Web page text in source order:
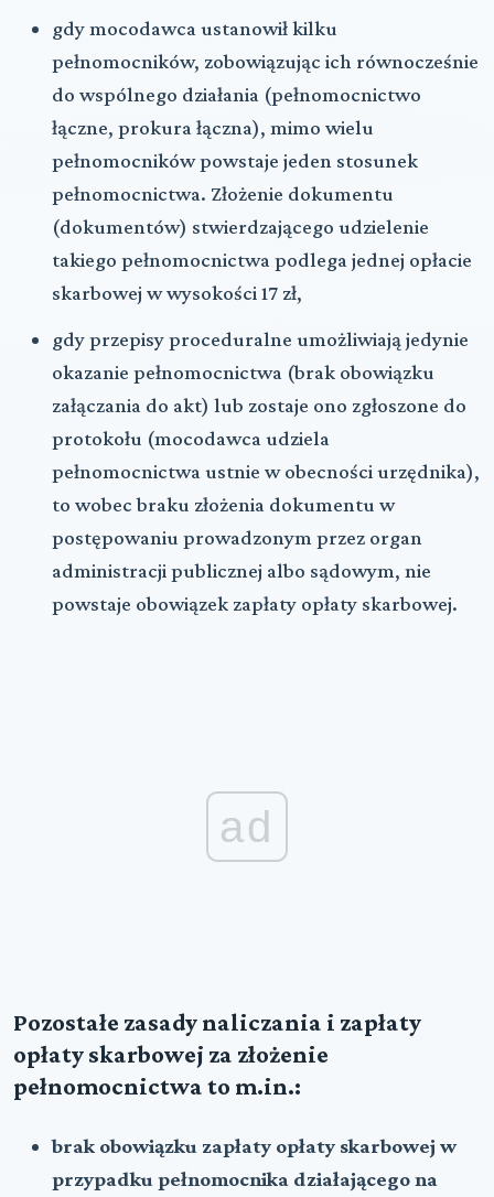
gdy mocodawca ustanowił kilku
pełnomocników, zobowiązując ich równocześnie
do wspólnego działania (pełnomocnictwo
łączne, prokura łączna), mimo wielu
pełnomocników powstaje jeden stosunek
pełnomocnictwa. Złożenie dokumentu
(dokumentów) stwierdzającego udzielenie
takiego pełnomocnictwa podlega jednej opłacie
skarbowej w wysokości 17 zł,
gdy przepisy proceduralne umożliwiają jedynie
okazanie pełnomocnictwa (brak obowiązku
załączania do akt) lub zostaje ono zgłoszone do
protokołu (mocodawca udziela
pełnomocnictwa ustnie w obecności urzędnika),
to wobec braku złożenia dokumentu w
postępowaniu prowadzonym przez organ
administracji publicznej albo sądowym, nie
powstaje obowiązek zapłaty opłaty skarbowej.
ad
Pozostałe zasady naliczania i zapłaty
opłaty skarbowej za złożenie
pełnomocnictwa to m.in.:
brak obowiązku zapłaty opłaty skarbowej w
przypadku pełnomocnika działającego na